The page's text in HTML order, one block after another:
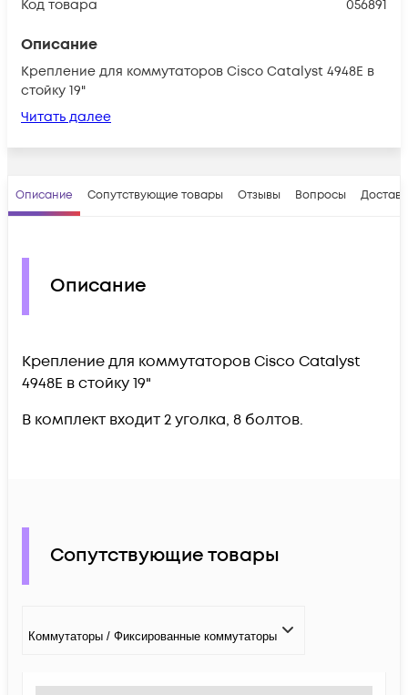
Код товара
056891
Описание
Крепление для коммутаторов Cisco Catalyst 4948E в
стойку 19"
Читать далее
Описание Сопутствующие товары Отзывы Вопросы
Описание
Крепление для коммутаторов Cisco Catalyst
4948E в стойку 19"
В комплект входит 2 уголка, 8 болтов.
Сопутствующие товары
Коммутаторы / Фиксированные коммутаторы